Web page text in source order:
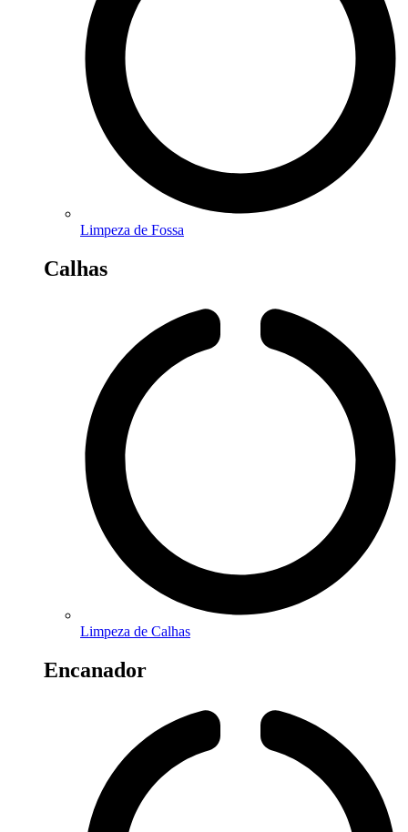
Limpeza de Fossa
Calhas
Limpeza de Calhas
Encanador